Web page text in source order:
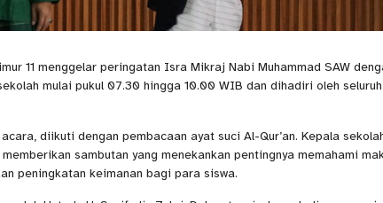
11 menggelar peringatan Isra Mikraj Nabi Muhammad SAW
mulai pukul 07.30 hingga 10.00 WIB dan dihadiri oleh
diikuti dengan pembacaan ayat suci Al-Qur’an. Kepala
sambutan yang menekankan pentingnya memahami
peningkatan keimanan bagi para siswa.